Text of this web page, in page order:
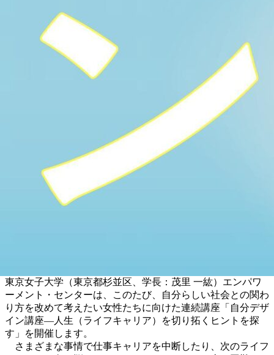
東京女子大学（東京都杉並区、学長：茂里 一紘）エンパワ
ーメント・センターは、このたび、自分らしい社会との関わ
り方を改めて考えたい女性たちに向けた連続講座「自分デザ
イン講座―人生（ライフキャリア）を切り拓くヒントを探
す」を開催します。
さまざまな事情で仕事キャリアを中断したり、次のライフ